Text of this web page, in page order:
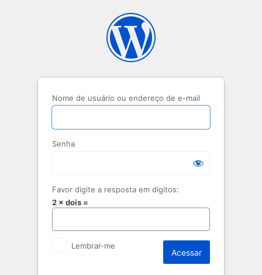
Nome de usuário ou endereço de e-mail
Senha
Favor digite a resposta em dígitos:
2 × dois =
Lembrar-me